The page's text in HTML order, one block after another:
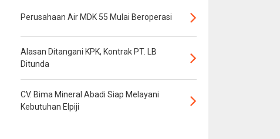
Perusahaan Air MDK 55 Mulai Beroperasi
Alasan Ditangani KPK, Kontrak PT. LB
Ditunda
CV. Bima Mineral Abadi Siap Melayani
Kebutuhan Elpiji